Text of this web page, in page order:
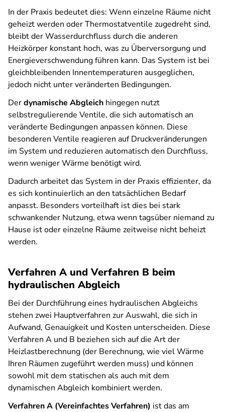
In der Praxis bedeutet dies: Wenn einzelne Räume nicht
geheizt werden oder Thermostatventile zugedreht sind,
bleibt der Wasserdurchfluss durch die anderen
Heizkörper konstant hoch, was zu Überversorgung und
Energieverschwendung führen kann. Das System ist bei
gleichbleibenden Innentemperaturen ausgeglichen,
jedoch nicht unter veränderten Bedingungen.
Derdynamische Abgleich hingegen nutzt
selbstregulierende Ventile, die sich automatisch an
veränderte Bedingungen anpassen können. Diese
besonderen Ventile reagieren auf Druckveränderungen
im System und reduzieren automatisch den Durchfluss,
wenn weniger Wärme benötigt wird.
Dadurch arbeitet das System in der Praxis effizienter, da
es sich kontinuierlich an den tatsächlichen Bedarf
anpasst. Besonders vorteilhaft ist dies bei stark
schwankender Nutzung, etwa wenn tagsüber niemand zu
Hause ist oder einzelne Räume zeitweise nicht beheizt
werden.
Verfahren A und Verfahren B beim
hydraulischen Abgleich
Bei der Durchführung eines hydraulischen Abgleichs
stehen zwei Hauptverfahren zur Auswahl, die sich in
Aufwand, Genauigkeit und Kosten unterscheiden. Diese
Verfahren A und B beziehen sich auf die Art der
Heizlastberechnung (der Berechnung, wie viel Wärme
Ihren Räumen zugeführt werden muss) und können
sowohl mit dem statischen als auch mit dem
dynamischen Abgleich kombiniert werden.
Verfahren A (Vereinfachtes Verfahren) ist das am